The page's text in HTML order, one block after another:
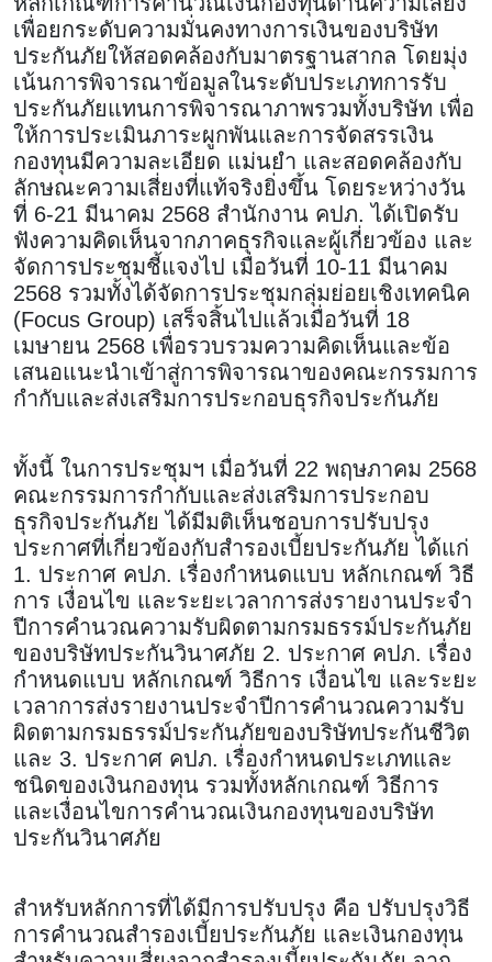
เพื่อยกระดับความมั่นคงทางการเงินของบริษัท
ประกันภัยให้สอดคล้องกับมาตรฐานสากล โดยมุ่ง
เน้นการพิจารณาข้อมูลในระดับประเภทการรับ
ประกันภัยแทนการพิจารณาภาพรวมทั้งบริษัท เพื่อ
ให้การประเมินภาระผูกพันและการจัดสรรเงิน
กองทุนมีความละเอียด แม่นยำ และสอดคล้องกับ
ลักษณะความเสี่ยงที่แท้จริงยิ่งขึ้น โดยระหว่างวัน
ที่ 6-21 มีนาคม 2568 สำนักงาน คปภ. ได้เปิดรับ
ฟังความคิดเห็นจากภาคธุรกิจและผู้เกี่ยวข้อง และ
จัดการประชุมชี้แจงไป เมื่อวันที่ 10-11 มีนาคม
2568 รวมทั้งได้จัดการประชุมกลุ่มย่อยเชิงเทคนิค
(Focus Group) เสร็จสิ้นไปแล้วเมื่อวันที่ 18
เมษายน 2568 เพื่อรวบรวมความคิดเห็นและข้อ
เสนอแนะนำเข้าสู่การพิจารณาของคณะกรรมการ
กำกับและส่งเสริมการประกอบธุรกิจประกันภัย
ทั้งนี้ ในการประชุมฯ เมื่อวันที่ 22 พฤษภาคม 2568
คณะกรรมการกำกับและส่งเสริมการประกอบ
ธุรกิจประกันภัย ได้มีมติเห็นชอบการปรับปรุง
ประกาศที่เกี่ยวข้องกับสำรองเบี้ยประกันภัย ได้แก่
1. ประกาศ คปภ. เรื่องกำหนดแบบ หลักเกณฑ์ วิธี
การ เงื่อนไข และระยะเวลาการส่งรายงานประจำ
ปีการคำนวณความรับผิดตามกรมธรรม์ประกันภัย
ของบริษัทประกันวินาศภัย 2. ประกาศ คปภ. เรื่อง
กำหนดแบบ หลักเกณฑ์ วิธีการ เงื่อนไข และระยะ
เวลาการส่งรายงานประจำปีการคำนวณความรับ
ผิดตามกรมธรรม์ประกันภัยของบริษัทประกันชีวิต
และ 3. ประกาศ คปภ. เรื่องกำหนดประเภทและ
ชนิดของเงินกองทุน รวมทั้งหลักเกณฑ์ วิธีการ
และเงื่อนไขการคำนวณเงินกองทุนของบริษัท
ประกันวินาศภัย
สำหรับหลักการที่ได้มีการปรับปรุง คือ ปรับปรุงวิธี
การคำนวณสำรองเบี้ยประกันภัย และเงินกองทุน